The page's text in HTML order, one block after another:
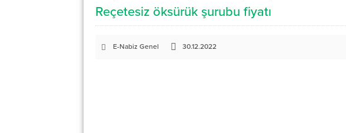
Reçetesiz öksürük şurubu fiyatı
E-Nabiz Genel 30.12.2022